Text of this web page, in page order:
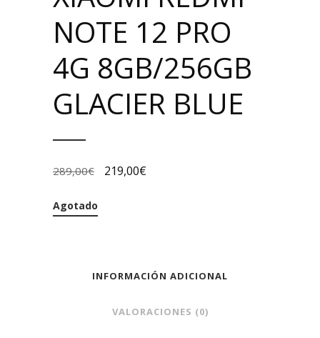
NOTE 12 PRO
4G 8GB/256GB
GLACIER BLUE
289,00€ 219,00€
Agotado
INFORMACIÓN ADICIONAL
VALORACIONES (0)